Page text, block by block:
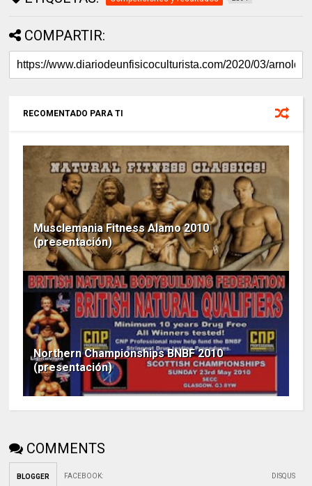
COMPARTIR:
RECOMENTADO PARA TI
Musclemania Fitness Alamo 2010
(presentación)
Northern Championships BNBF 2010
(presentación)
COMMENTS
BLOGGER FACEBOOK: DISQUS